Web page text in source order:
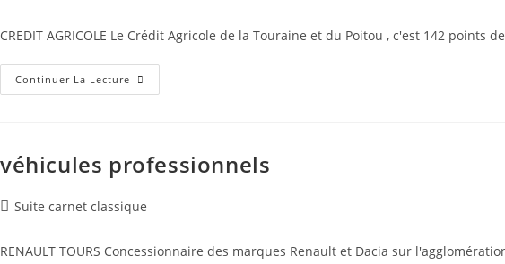
CREDIT AGRICOLE Le Crédit Agricole de la Touraine et du Poitou , c'est 142
Continuer La Lecture Club
GRA
véhicules professionnels
PostSuite carnet classique
RENAULT TOURS Concessionnaire des marques Renault et Dacia sur